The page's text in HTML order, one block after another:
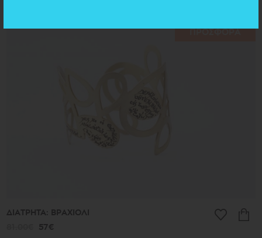
ΠΡΟΣΦΟΡΑ
ΔΙΑΤΡΗΤΑ: ΒΡΑΧΙΟΛΙ
57€